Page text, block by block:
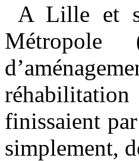
A Lille et
finissaient
simplement,